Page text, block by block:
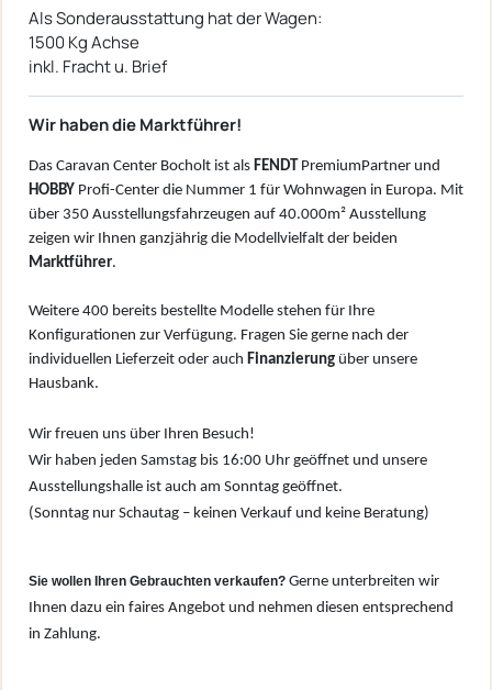
Als Sonderausstattung hat der Wagen:
1500 Kg Achse
inkl. Fracht u. Brief
Wir haben die Marktführer!
Das Caravan Center Bocholt ist als FENDT PremiumPartner und
HOBBY Profi-Center die Nummer 1 für Wohnwagen in Europa. Mit
über 350 Ausstellungsfahrzeugen auf 40.000m² Ausstellung
zeigen wir Ihnen ganzjährig die Modellvielfalt der beiden
Marktführer.
Weitere 400 bereits bestellte Modelle stehen für Ihre
Konfigurationen zur Verfügung. Fragen Sie gerne nach der
individuellen Lieferzeit oder auch Finanzierung über unsere
Hausbank.
Wir freuen uns über Ihren Besuch!
Wir haben jeden Samstag bis 16:00 Uhr geöffnet und unsere
Ausstellungshalle ist auch am Sonntag geöffnet.
(Sonntag nur Schautag – keinen Verkauf und keine Beratung)
Sie wollen Ihren Gebrauchten verkaufen? Gerne unterbreiten wir
Ihnen dazu ein faires Angebot und nehmen diesen entsprechend
in Zahlung.